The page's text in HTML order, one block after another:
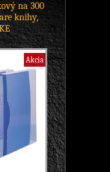
na 300
knihy,
Akcia